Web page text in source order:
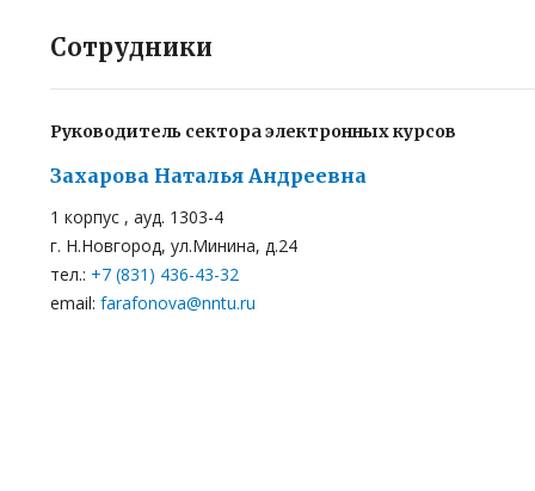
Сотрудники
Руководитель сектора электронных курсов
Захарова Наталья Андреевна
1 корпус , ауд. 1303-4
г. Н.Новгород, ул.Минина, д.24
тел.: +7 (831) 436-43-32
email: farafonova@nntu.ru